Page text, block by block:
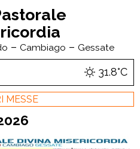
– Cambiago – Gessate
31.8°C
MESSE